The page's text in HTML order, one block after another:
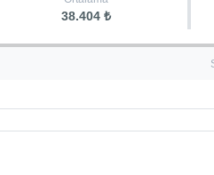
38.404 ₺